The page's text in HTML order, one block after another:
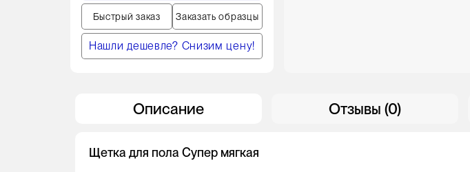
Быстрый заказ Заказать образцы
Нашли дешевле? Снизим цену!
Описание Отзывы (0)
Щетка для пола Супер мягкая